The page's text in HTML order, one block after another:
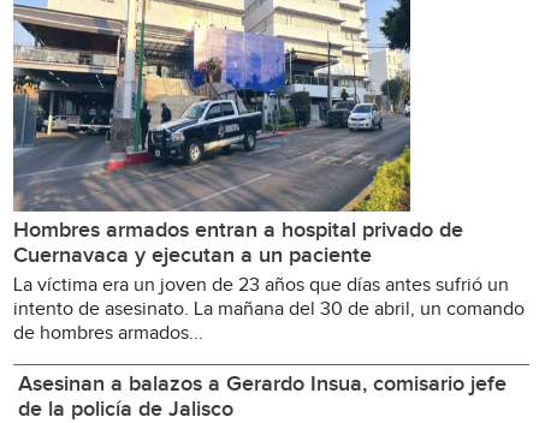
Hombres armados entran a hospital privado de
Cuernavaca y ejecutan a un paciente
La víctima era un joven de 23 años que días antes sufrió un
intento de asesinato. La mañana del 30 de abril, un comando
de hombres armados...
Asesinan a balazos a Gerardo Insua, comisario jefe
de la policía de Jalisco